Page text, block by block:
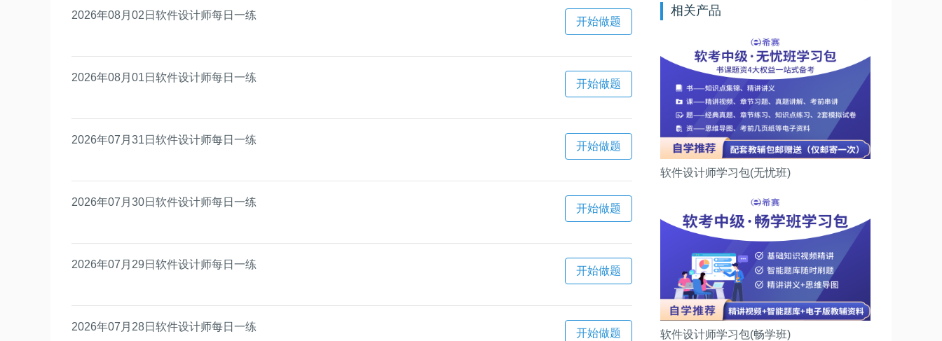
2026年08月02日软件设计师每日一练
开始做题
2026年08月01日软件设计师每日一练
开始做题
2026年07月31日软件设计师每日一练
开始做题
2026年07月30日软件设计师每日一练
开始做题
2026年07月29日软件设计师每日一练
开始做题
2026年07月28日软件设计师每日一练
开始做题
相关产品
软件设计师学习包(无忧班)
软件设计师学习包(畅学班)